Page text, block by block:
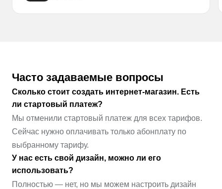
Часто задаваемые вопросы
Сколько стоит создать интернет-магазин. Есть
ли стартовый платеж?
Мы отменили стартовый платеж для всех тарифов.
Сейчас нужно оплачивать только абонплату по
выбранному тарифу.
У нас есть свой дизайн, можно ли его
использовать?
Полностью — нет, но мы можем настроить дизайн